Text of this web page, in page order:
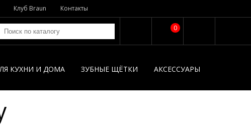
Клуб Braun Контакты
0
КУХНИ И ДОМА ЗУБНЫЕ ЩЁТКИ АКСЕССУАРЫ